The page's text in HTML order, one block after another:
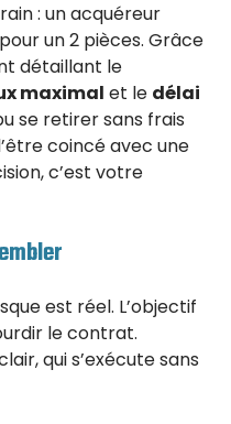
: un acquéreur
un 2 pièces. Grâce
détaillant le
maximal et le délai
se retirer sans frais
coincé avec une
c’est votre
est réel. L’objectif
le contrat.
qui s’exécute sans